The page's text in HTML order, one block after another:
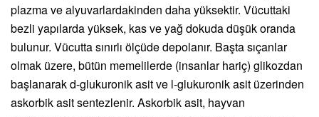
plazma ve alyuvarlardakinden daha yüksektir. Vücuttaki
bezli yapılarda yüksek, kas ve yağ dokuda düşük oranda
bulunur. Vücutta sınırlı ölçüde depolanır. Başta sıçanlar
olmak üzere, bütün memelilerde (insanlar hariç) glikozdan
başlanarak d-glukuronik asit ve l-glukuronik asit üzerinden
askorbik asit sentezlenir. Askorbik asit, hayvan